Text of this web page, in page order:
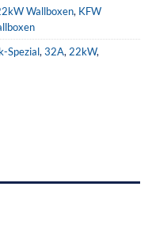
Wallboxen, KFW
Spezial, 32A, 22kW,